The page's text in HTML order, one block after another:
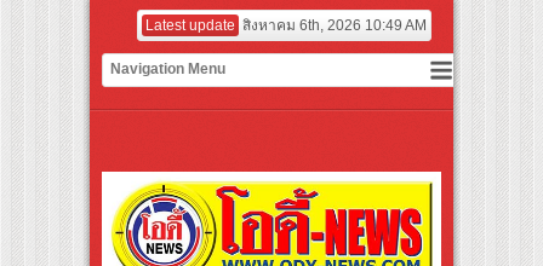
Latest update สิงหาคม 6th, 2026 10:49 AM